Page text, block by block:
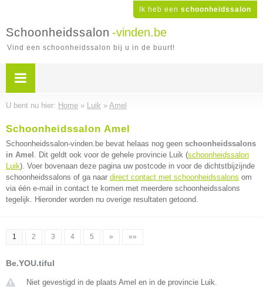
Ik heb een schoonheidssalon
Schoonheidssalon -vinden.be
Vind een schoonheidssalon bij u in de buurt!
U bent nu hier: Home » Luik » Amel
Schoonheidssalon Amel
Schoonheidssalon-vinden.be bevat helaas nog geen schoonheidssalons
in Amel . Dit geldt ook voor de gehele provincie Luik (schoonheidssalon
Luik). Voer bovenaan deze pagina uw postcode in voor de dichtstbijzijnde
schoonheidssalons of ga naar direct contact met schoonheidssalons om
via één e-mail in contact te komen met meerdere schoonheidssalons
tegelijk. Hieronder worden nu overige resultaten getoond.
1 2 3 4 5 » »»
Be.YOU.tiful
Niet gevestigd in de plaats Amel en in de provincie Luik.